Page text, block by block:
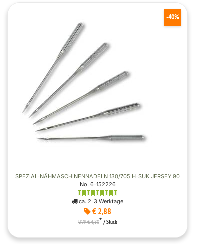
SPEZIAL-NÄHMASCHINENNADELN 130/705 H-SUK JERSEY 90
No. 6-152226
ca. 2-3 Werktage
€ 2,88
-40%
UVP € 4,80* / Stück